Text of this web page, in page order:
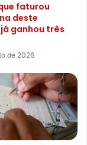
faturou
deste
ganhou três
de 2026